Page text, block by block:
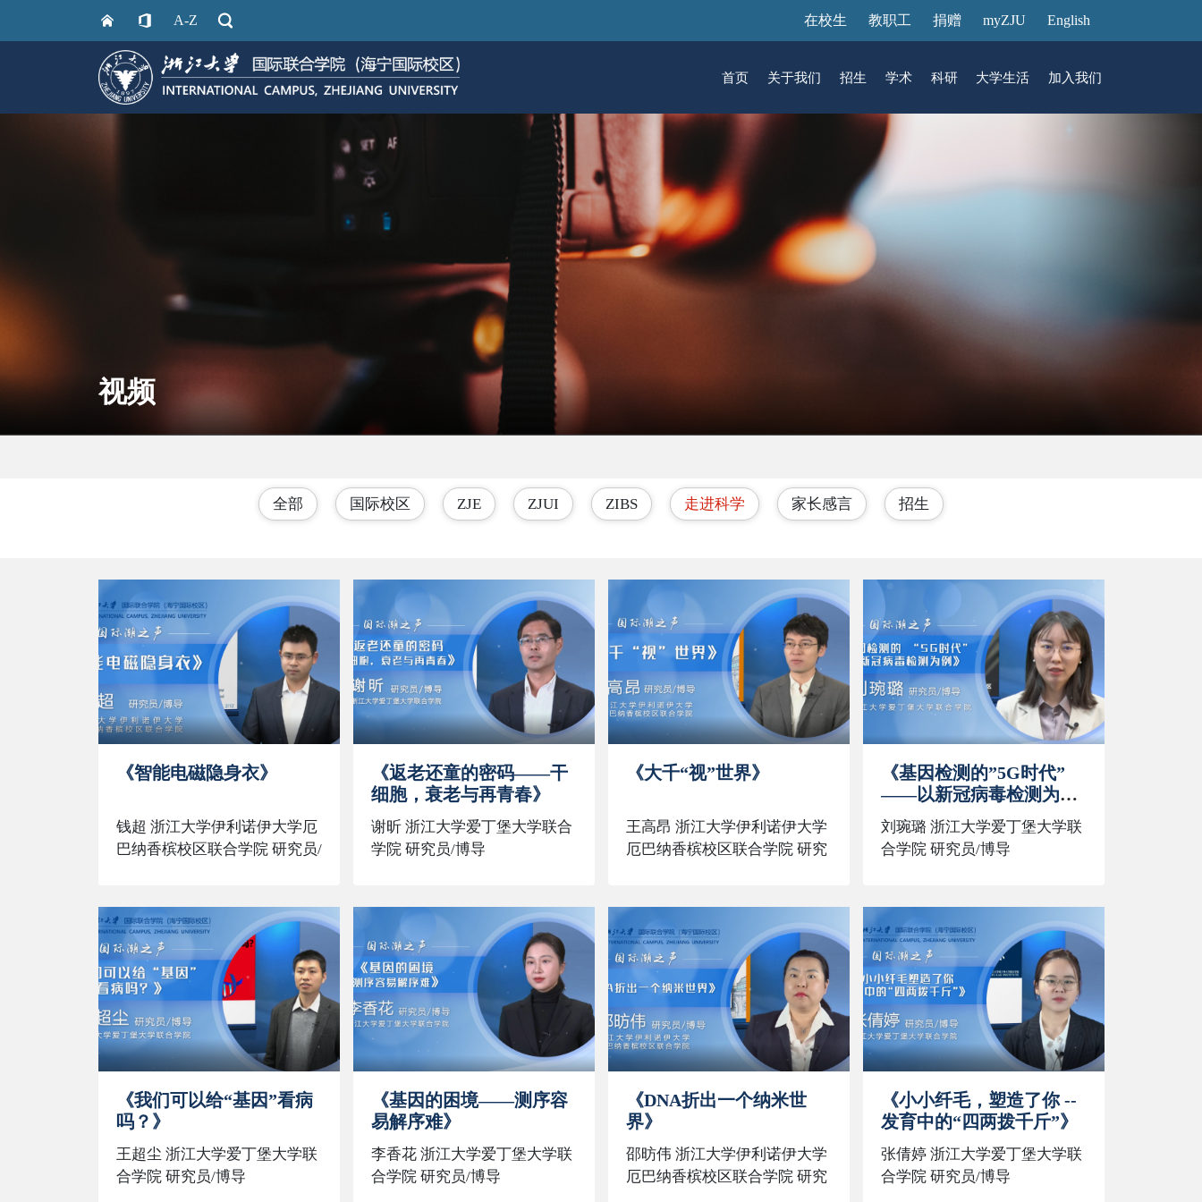
内
A-Z 在校生 教职工 捐赠 myZJU English
首页 关于我们
关于我们
校区简介
使命愿景
校区领导
联系我们
云看校园
组织机构
校园地图
发展历程
访客预约
展厅预约
招生
招生
本科生招生
通知动态
招生视频
研究生招生
通知动态
国际生招生
学术
学术
本科生课程
研究生课程
通识课程
学术日历
语言中心
图书馆
科研
科研
科研概览
研究中心
研究平台
仪器共享平台
技术转化
大学生活
大学生活
生活在国际校区
成长在国际校区
活力在国际校区
加入我们
加入我们
热招岗位
视频
全部 国际校区 ZJE ZJUI ZIBS 走进科学 家长感言 招生
《智能电磁隐身衣》
钱超 浙江大学伊利诺伊大学厄
巴纳香槟校区联合学院 研究员/
《返老还童的密码——干
细胞，衰老与再青春》
谢昕 浙江大学爱丁堡大学联合
学院 研究员/博导
《大千“视”世界》
王高昂 浙江大学伊利诺伊大学
厄巴纳香槟校区联合学院 研究
《基因检测的”5G时代”
——以新冠病毒检测为
例》
刘琬璐 浙江大学爱丁堡大学联
合学院 研究员/博导
《我们可以给“基因”看病
吗？》
王超尘 浙江大学爱丁堡大学联
合学院 研究员/博导
《基因的困境——测序容
易解序难》
李香花 浙江大学爱丁堡大学联
合学院 研究员/博导
《DNA折出一个纳米世
界》
邵昉伟 浙江大学伊利诺伊大学
厄巴纳香槟校区联合学院 研究
《小小纤毛，塑造了你 --
发育中的“四两拨千斤”》
张倩婷 浙江大学爱丁堡大学联
合学院 研究员/博导